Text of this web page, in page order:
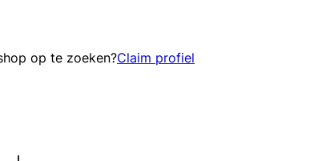
op te zoeken?Claim profiel